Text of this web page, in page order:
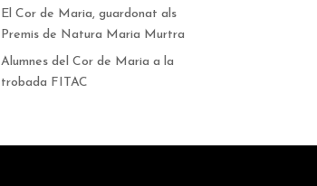
El Cor de Maria, guardonat als
Premis de Natura Maria Murtra
Alumnes del Cor de Maria a la
trobada FITAC